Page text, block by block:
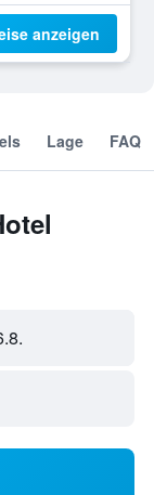
anzeigen
Lage FAQ